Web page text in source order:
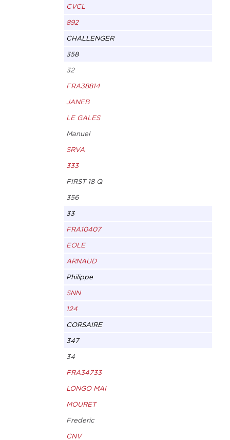
CVCL
892
CHALLENGER
358
32
FRA38814
JANEB
LE GALES
Manuel
SRVA
333
FIRST 18 Q
356
33
FRA10407
EOLE
ARNAUD
Philippe
SNN
124
CORSAIRE
347
34
FRA34733
LONGO MAI
MOURET
Frederic
CNV